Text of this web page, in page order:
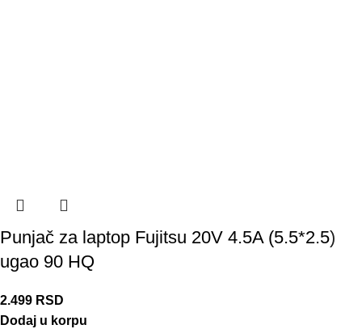
Punjač za laptop Fujitsu 20V 4.5A (5.5*2.5)
ugao 90 HQ
2.499 RSD
Dodaj u korpu